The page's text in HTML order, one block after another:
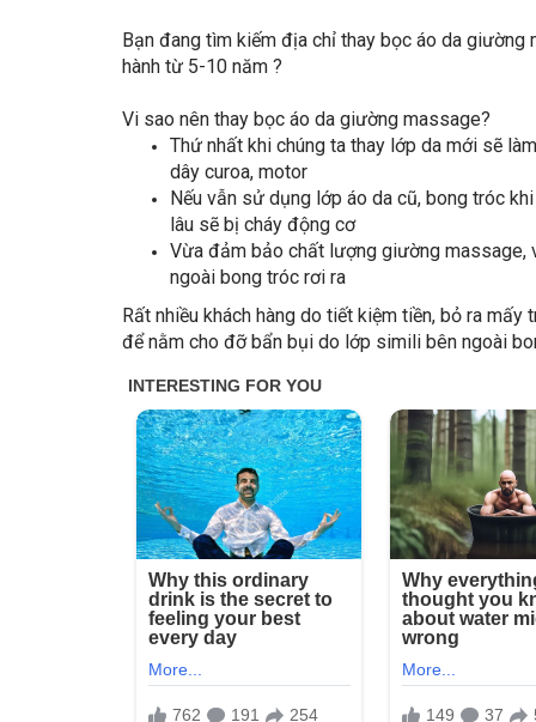
Bạn đang tìm kiếm địa chỉ thay bọc áo da
hành từ 5-10 năm ?
Vi sao nên thay bọc áo da giường massage?
Thứ nhất khi chúng ta thay lớp da mới sẽ
dây curoa, motor
Nếu vẫn sử dụng lớp áo da cũ, bong tróc
lâu sẽ bị cháy động cơ
Vừa đảm bảo chất lượng giường
ngoài bong tróc rơi ra
Rất nhiều khách hàng do tiết kiệm tiền, bỏ ra
để nằm cho đỡ bẩn bụi do lớp simili bên ngoài